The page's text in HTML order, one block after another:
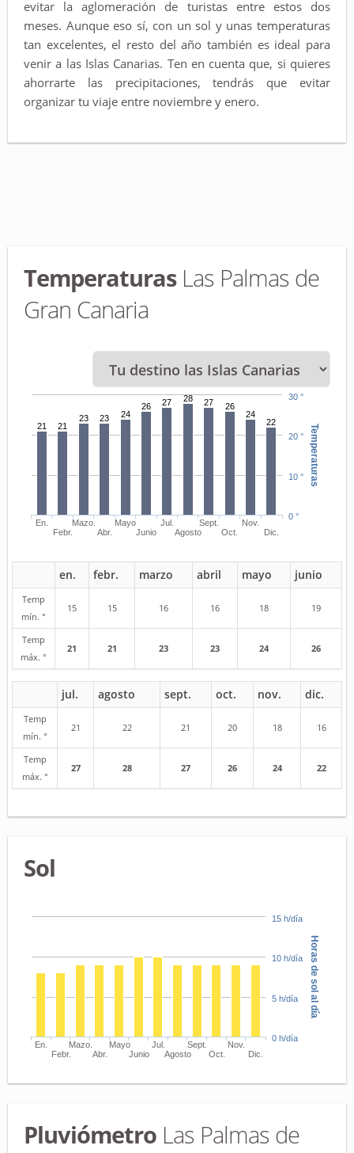
evitar la aglomeración de turistas entre estos dos
meses. Aunque eso sí, con un sol y unas temperaturas
tan excelentes, el resto del año también es ideal para
venir a las Islas Canarias. Ten en cuenta que, si quieres
ahorrarte las precipitaciones, tendrás que evitar
organizar tu viaje entre noviembre y enero.
TemperaturasLas Palmas de
Gran Canaria
Temperaturas
21 21
23 23 24
26 27 28 27
26
24
22
En.
Febr.
Mazo.
Abr.
Mayo
Junio
Jul.
Agosto
Sept.
Oct.
Nov.
Dic.
0 °
10 °
20 °
30 °
en. febr. marzo abril mayo junio
Temp
mín. °
15 15 16 16 18 19
Temp
máx. °
21 21 23 23 24 26
jul. agosto sept. oct. nov. dic.
Temp
mín. °
21 22 21 20 18 16
Temp
máx. °
27 28 27 26 24 22
Sol
Horas de sol al día
En.
Febr.
Mazo.
Abr.
Mayo
Junio
Jul.
Agosto
Sept.
Oct.
Nov.
Dic.
0 h/día
5 h/día
10 h/día
15 h/día
Pluviómetro Las Palmas de